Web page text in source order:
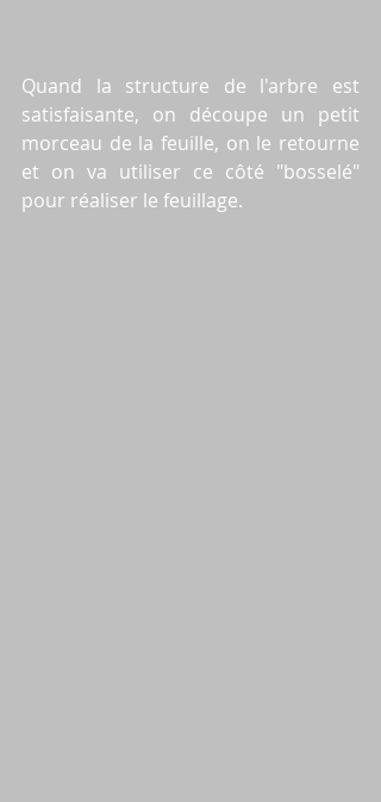
Quand la structure de l'arbre est
satisfaisante, on découpe un petit
morceau de la feuille, on le retourne
et on va utiliser ce côté "bosselé"
pour réaliser le feuillage.